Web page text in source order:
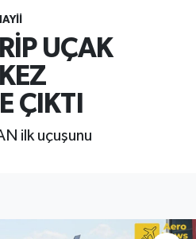
UÇAK
ÇIKTI
ilk uçuşunu